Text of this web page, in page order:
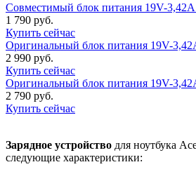
Совместимый блок питания 19V-
1 790 руб.
Купить сейчас
Оригинальный блок питания 19V-
2 990 руб.
Купить сейчас
Оригинальный блок питания 19V-
2 790 руб.
Купить сейчас
Зарядное устройство для ноутбука
следующие характеристики: